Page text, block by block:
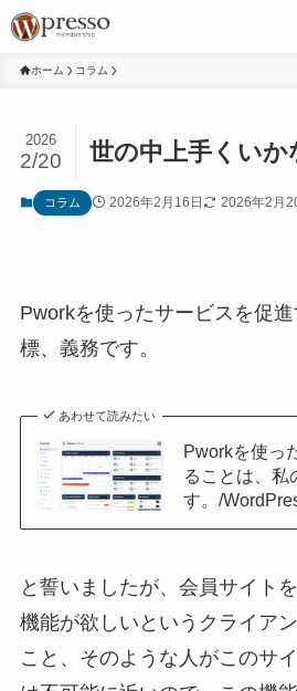
ホーム コラム
世の中上手くいか
2026
2/20
コラム 2026年2月16日 2026年2月
Pworkを使ったサービスを促
標、義務です。
あわせて読みたい
Pworkを使っ
ることは、私
す。/
と誓いましたが、会員サイト
機能が欲しいというクライア
こと、そのような人がこのサ